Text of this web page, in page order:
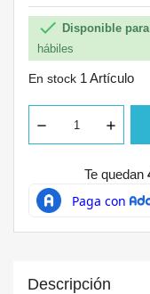
 Disponible
hábiles
En stock 1 Artículo
Te quedan
Descripción